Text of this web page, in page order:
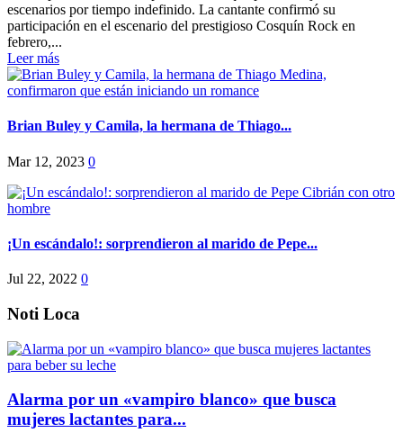
escenarios por tiempo indefinido. La cantante confirmó su
participación en el escenario del prestigioso Cosquín Rock en
febrero,...
Leer más
Brian Buley y Camila, la hermana de Thiago...
Mar 12, 2023 0
¡Un escándalo!: sorprendieron al marido de Pepe...
Jul 22, 2022 0
Noti Loca
Alarma por un «vampiro blanco» que busca
mujeres lactantes para...